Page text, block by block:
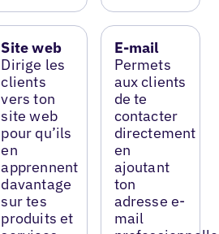
Site web
Dirige les
clients
vers ton
site web
pour qu’ils
en
apprennent
davantage
sur tes
produits et
E-mail
Permets
aux clients
de te
contacter
directement
en
ajoutant
ton
adresse e-
mail